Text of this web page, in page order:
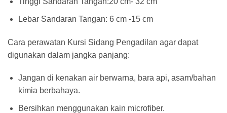
Lebar Sandaran Tangan: 6 cm -15 cm
Cara perawatan Kursi Sidang Pengadilan agar dapat
digunakan dalam jangka panjang:
Jangan di kenakan air berwarna, bara api, asam/bahan
kimia berbahaya.
Bersihkan menggunakan kain microfiber.